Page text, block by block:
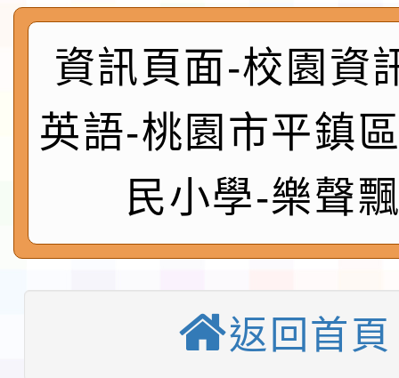
程
函轉國家通訊傳播委員
鎮韌性（防空）演習－
速演練執行計畫」
「115年金融知識線上
法」
本校115學年度第1學
第3次招考代課鐘點教
告(不再辦理後續甄選)
檢送「桃園市115學年
賽實施要點」1份
本市「115學年度學生
程安排一案
「桃園市補助參觀特色
展演活動實施計畫」
資訊頁面-校園資
英語-桃園市平鎮
民小學-樂聲
返回首頁